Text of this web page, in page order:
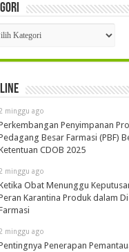
minggu ago
Penyimpanan
Besar Farmasi (PBF)
CDOB 2025
minggu ago
Obat Menunggu
Karantina Produk dalam
minggu ago
Penerapan